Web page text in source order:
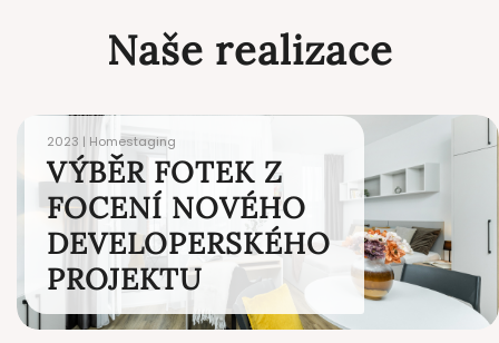
Naše realizace
2023 | Homestaging
VÝBĚR FOTEK Z
FOCENÍ NOVÉHO
DEVELOPERSKÉHO
PROJEKTU